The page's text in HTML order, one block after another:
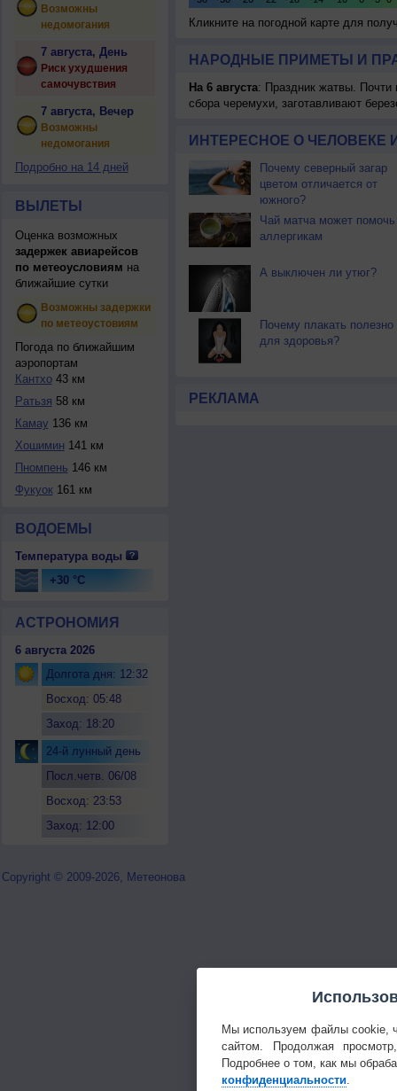
Возможны
недомогания
7 августа, День
Риск ухудшения
самочувствия
7 августа, Вечер
Возможны
недомогания
Подробно на 14 дней
ВЫЛЕТЫ
Оценка возможных
задержек авиарейсов
по метеоусловиям на
ближайшие сутки
Возможны задержки
по метеоустовиям
Погода по ближайшим
аэропортам
Кантхо43 км
Ратьзя 58 км
Камау 136 км
Хошимин 141 км
Пномпень 146 км
Фукуок161 км
ВОДОЕМЫ
Температура воды
+30 °C
АСТРОНОМИЯ
6 августа 2026
Долгота дня: 12:32
Восход: 05:48
Заход: 18:20
24-й лунный день
Посл.четв. 06/08
Восход: 23:53
Заход: 12:00
Кликните на погодной карте для
НАРОДНЫЕ ПРИМЕТЫ И
На 6 августа: Праздник жатвы. Почти
сбора черемухи, заготавливают
ИНТЕРЕСНОЕ О ЧЕЛОВЕКЕ
Почему северный загар
цветом отличается от
южного?
Чай матча может помочь
аллергикам
А выключен ли утюг?
Почему плакать полезно
для здоровья?
РЕКЛАМА
Copyright © 2009-2026, Метеонова
Мы используем файлы cookie,
сайтом. Продолжая
Подробнее о том, как мы
конфиденциальности.